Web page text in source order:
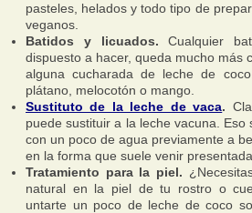
pasteles, helados y todo tipo de
veganos.
Batidos y licuados. Cualquier
dispuesto a hacer, queda mucho más
alguna cucharada de leche de
plátano, melocotón o mango.
Sustituto de la leche de vaca.
puede sustituir a la leche vacuna.
con un poco de agua previamente a
en la forma que suele venir presentada.
Tratamiento para la piel.
natural en la piel de tu rostro o
untarte un poco de leche de coco